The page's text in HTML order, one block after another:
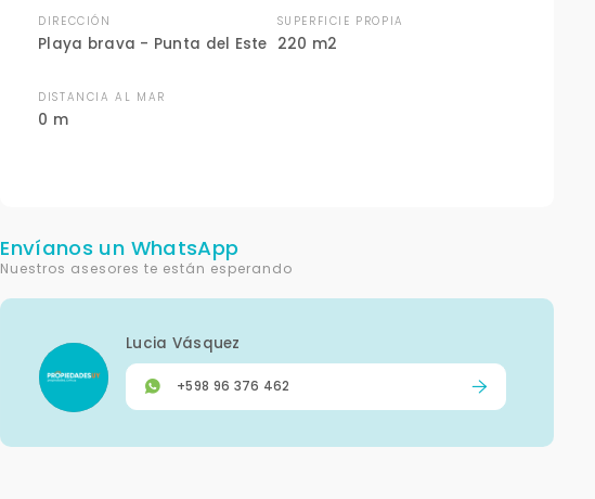
DIRECCIÓN
Playa brava - Punta del Este
SUPERFICIE PROPIA
220 m2
DISTANCIA AL MAR
0 m
Envíanos un WhatsApp
Nuestros asesores te están esperando
Lucia Vásquez
+598 96 376 462